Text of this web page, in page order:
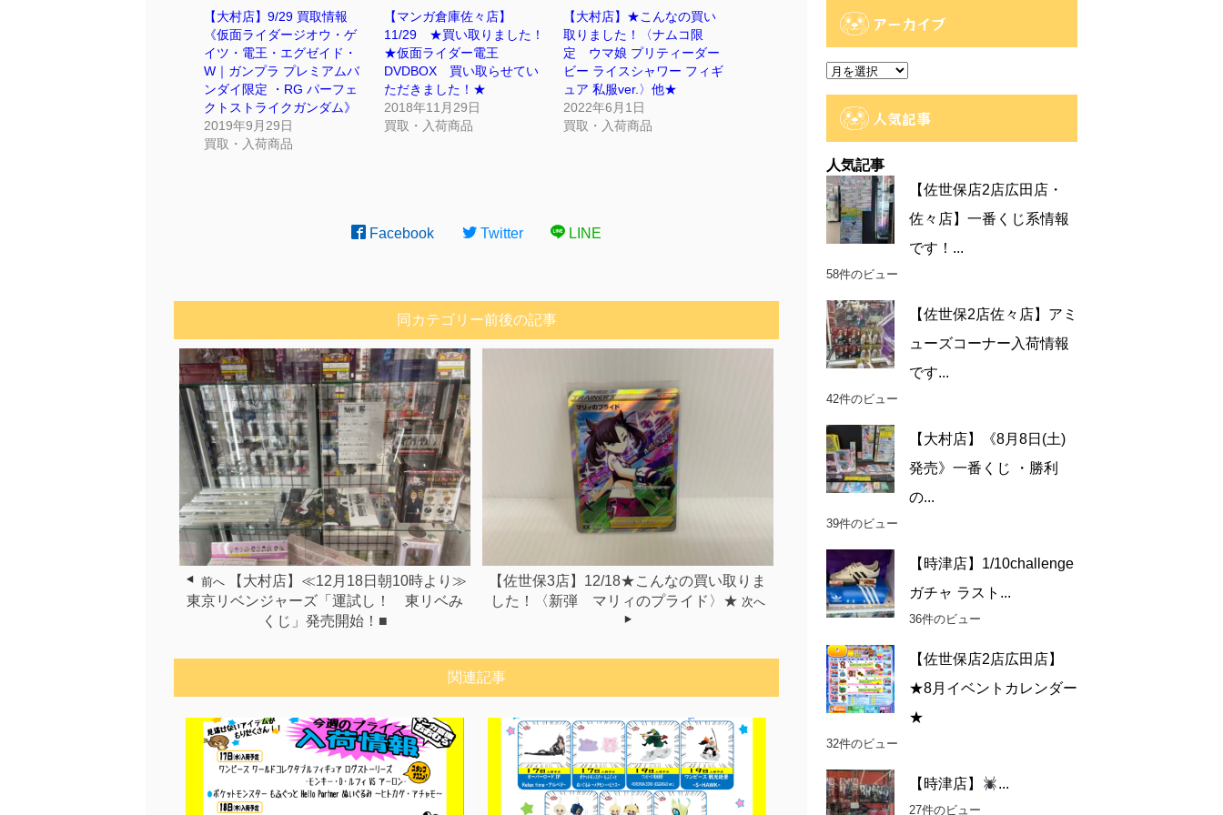
【大村店】9/29 買取情報
《仮面ライダージオウ・ゲ
イツ・電王・エグゼイド・
W｜ガンプラ プレミアムバ
ンダイ限定 ・RG パーフェ
クトストライクガンダム》
2019年9月29日
買取・入荷商品
【マンガ倉庫佐々店】
11/29 ★買い取りました！
★仮面ライダー電王
DVDBOX 買い取らせてい
ただきました！★
2018年11月29日
買取・入荷商品
【大村店】★こんなの買い
取りました！〈ナムコ限
定 ウマ娘 プリティーダー
ビー ライスシャワー フィギ
ュア 私服ver.〉他★
2022年6月1日
買取・入荷商品
Facebook Twitter LINE
同カテゴリー前後の記事
前へ
【大村店】≪12月18日朝10時より≫
東京リベンジャーズ「運試し！ 東リベみ
くじ」発売開始！■
【佐世保3店】12/18★こんなの買い取りま
した！〈新弾 マリィのプライド〉★ 次へ
関連記事
アーカイブ
ア
人気記事
人気記事
【佐世保店2店広田店・
佐々店】一番くじ系情報
です！...
58件のビュー
【佐世保2店佐々店】アミ
ューズコーナー入荷情報
です...
42件のビュー
【大村店】《8月8日(土)
発売》一番くじ ・勝利
の...
39件のビュー
【時津店】1/10challenge
ガチャ ラスト...
36件のビュー
【佐世保店2店広田店】
★8月イベントカレンダー
★
32件のビュー
【時津店】 ...
27件のビュー